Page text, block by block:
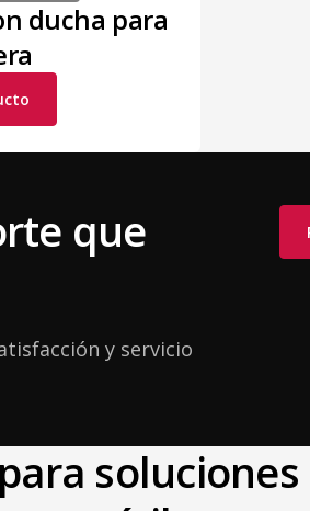
ducha para
que
y servicio
soluciones